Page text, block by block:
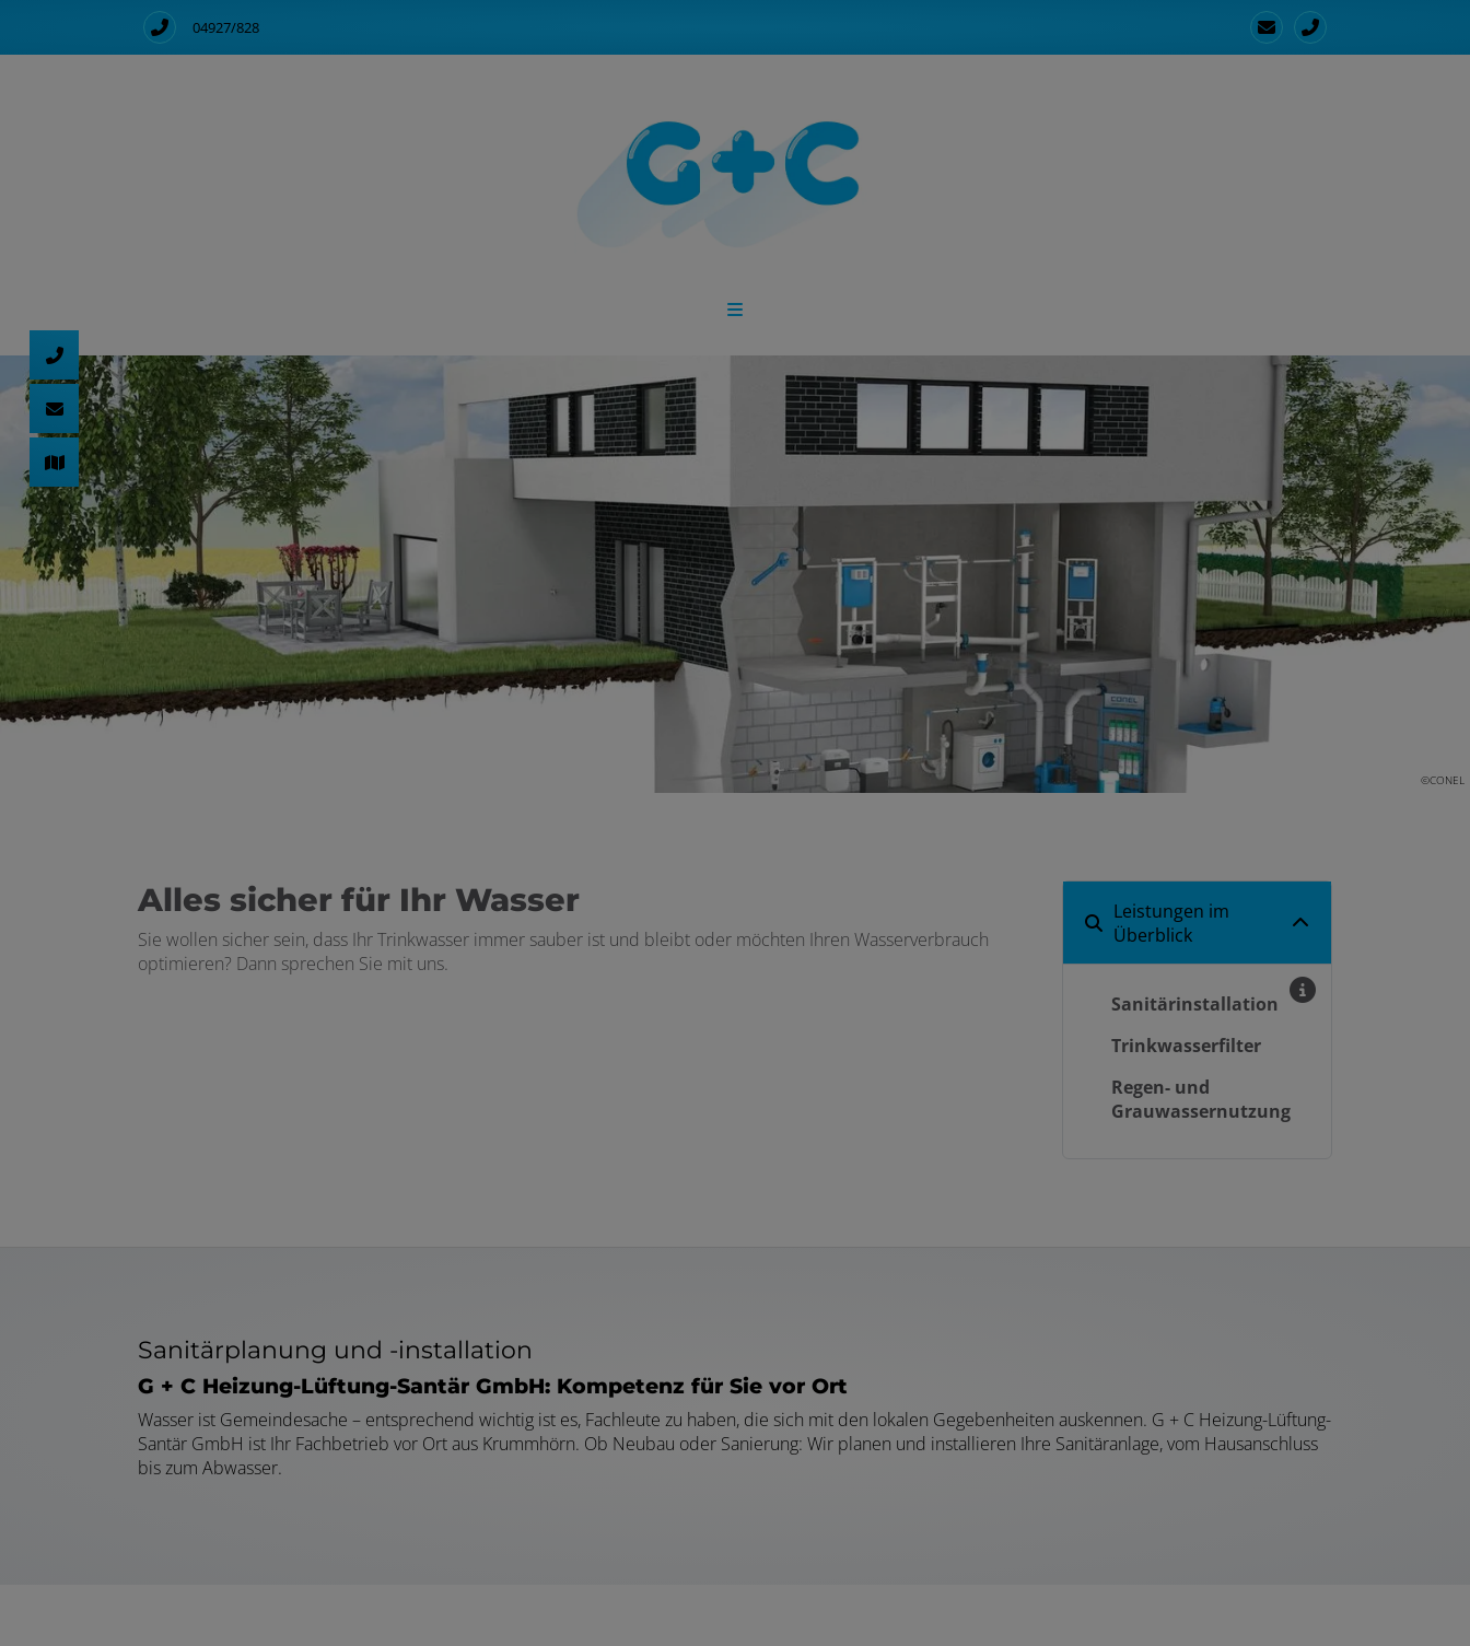
04927/828
©CONEL
Alles sicher für Ihr Wasser
Sie wollen sicher sein, dass Ihr Trinkwasser immer sauber ist und bleibt oder möchten Ihren Wasserverbrauch
optimieren? Dann sprechen Sie mit uns.
Leistungen im
Überblick
Sanitärinstallation
Trinkwasserfilter
Regen- und
Grauwassernutzung
Sanitärplanung und -installation
G + C Heizung-Lüftung-Santär GmbH: Kompetenz für Sie vor Ort
Wasser ist Gemeindesache – entsprechend wichtig ist es, Fachleute zu haben, die sich mit den lokalen Gegebenheiten auskennen. G + C Heizung-Lüftung-
Santär GmbH ist Ihr Fachbetrieb vor Ort aus Krummhörn. Ob Neubau oder Sanierung: Wir planen und installieren Ihre Sanitäranlage, vom Hausanschluss
bis zum Abwasser.
schließen
schließen